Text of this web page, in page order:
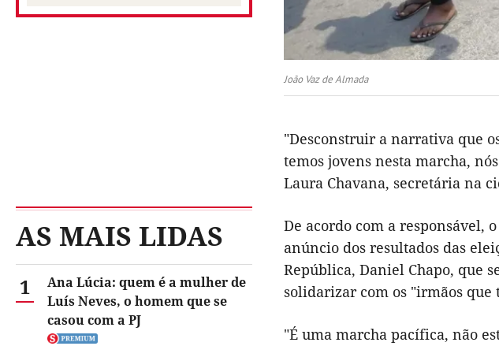
AS MAIS LIDAS
1
Ana Lúcia: quem é a mulher de
Luís Neves, o homem que se
casou com a PJ
João Vaz de Almada
"Desconstruir a narrativa que
temos jovens nesta marcha,
Laura Chavana, secretária na
De acordo com a responsável,
anúncio dos resultados das
República, Daniel Chapo, que
solidarizar com os "irmãos que
"É uma marcha pacífica, não